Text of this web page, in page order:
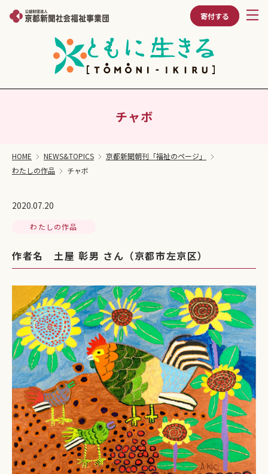
寄付する
チャボ
HOME NEWS&TOPICS
京都新聞朝刊「福祉のページ」
わたしの作品
チャボ
2020.07.20
わたしの作品
作者名 土屋 彰男 さん（京都市左京区）